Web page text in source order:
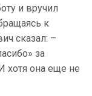
и вручил
к
сказал: –
за
хотя она еще не